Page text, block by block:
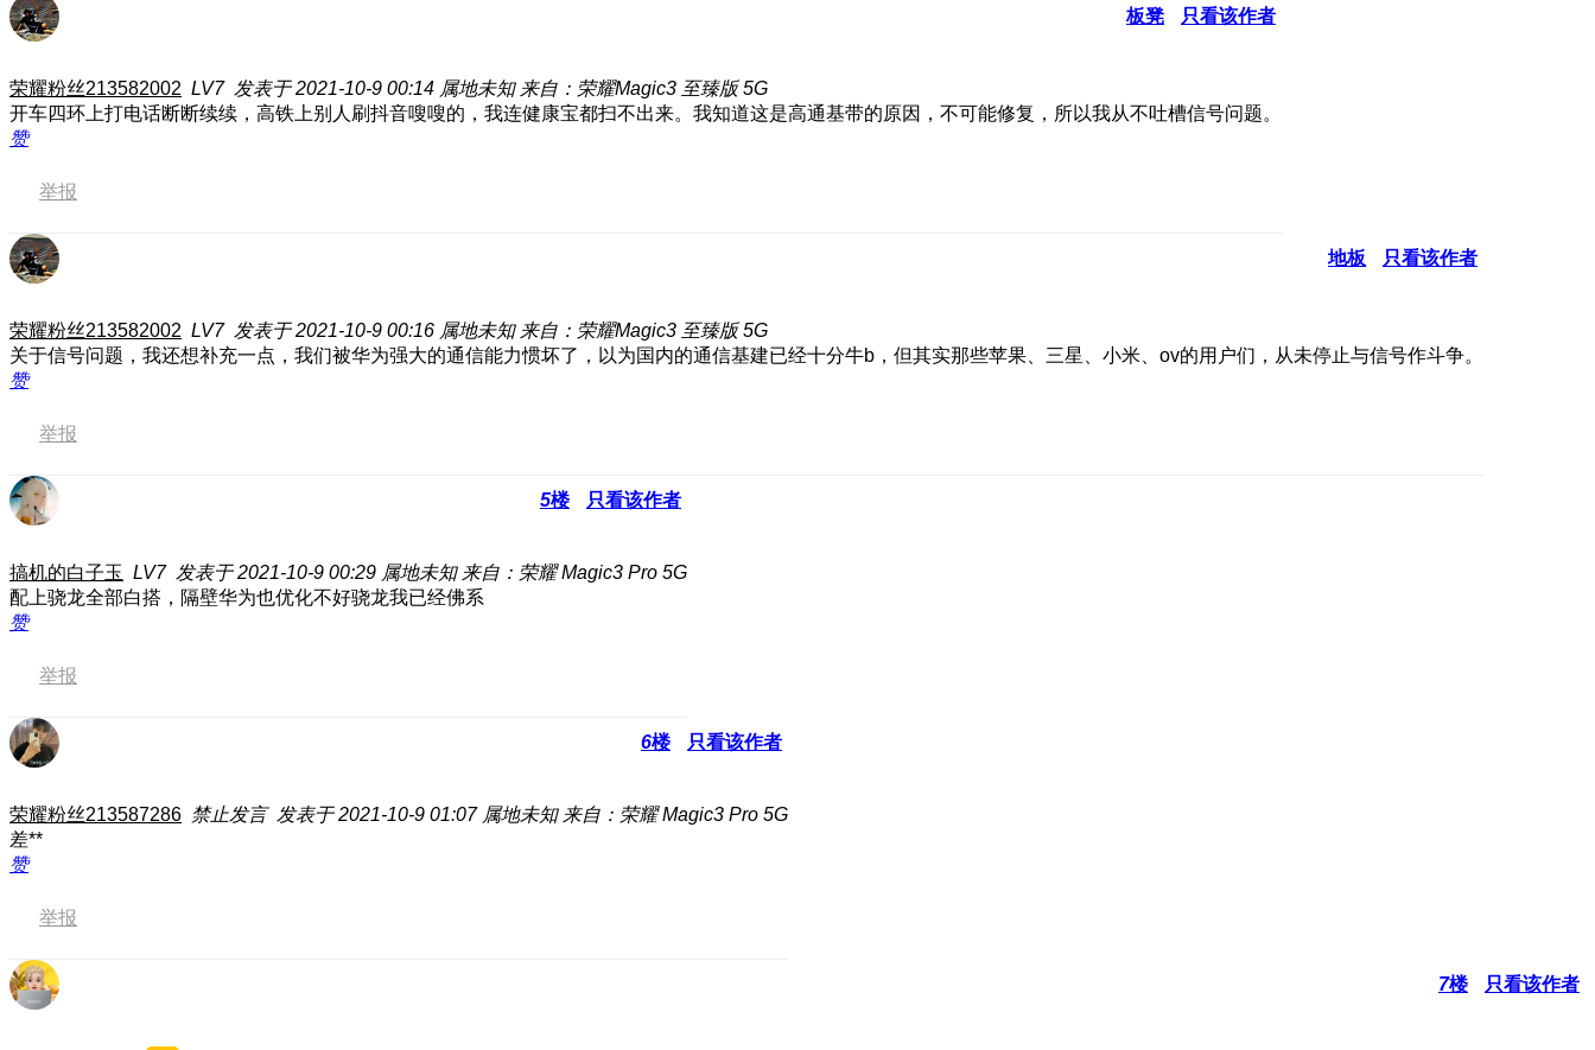
板凳 只看该作者
荣耀粉丝213582002 LV7 发表于 2021-10-9 00:14 属地未知 来自：荣耀Magic3 至臻版 5G
开车四环上打电话断断续续，高铁上别人刷抖音嗖嗖的，我连健康宝都扫不出来。我知道这是高通基带的原因，不可能修复，所以我从不吐槽信号问题。
赞
举报
地板 只看该作者
荣耀粉丝213582002 LV7 发表于 2021-10-9 00:16 属地未知 来自：荣耀Magic3 至臻版 5G
关于信号问题，我还想补充一点，我们被华为强大的通信能力惯坏了，以为国内的通信基建已经十分牛b，但其实那些苹果、三星、小米、ov的用户们，从未停止与信号作斗争。
赞
举报
5楼 只看该作者
搞机的白子玉 LV7 发表于 2021-10-9 00:29 属地未知 来自：荣耀 Magic3 Pro 5G
配上骁龙全部白搭，隔壁华为也优化不好骁龙我已经佛系
赞
举报
6楼 只看该作者
荣耀粉丝213587286 禁止发言 发表于 2021-10-9 01:07 属地未知 来自：荣耀 Magic3 Pro 5G
差**
赞
举报
7楼 只看该作者